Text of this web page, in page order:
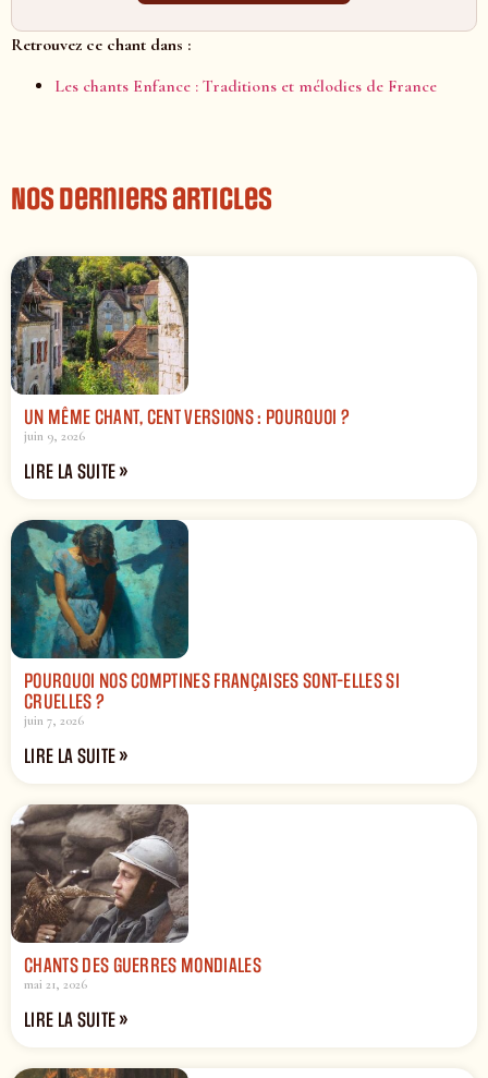
Retrouvez ce chant dans :
Les chants Enfance : Traditions et mélodies de France
Nos derniers articles
UN MÊME CHANT, CENT VERSIONS : POURQUOI ?
juin 9, 2026
LIRE LA SUITE »
POURQUOI NOS COMPTINES FRANÇAISES SONT-ELLES SI
CRUELLES ?
juin 7, 2026
LIRE LA SUITE »
CHANTS DES GUERRES MONDIALES
mai 21, 2026
LIRE LA SUITE »